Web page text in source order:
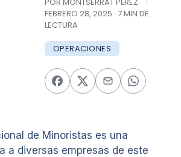
FEBRERO 28, 2025 · 7 MIN DE
LECTURA
OPERACIONES
de Minoristas es una
a diversas empresas de este